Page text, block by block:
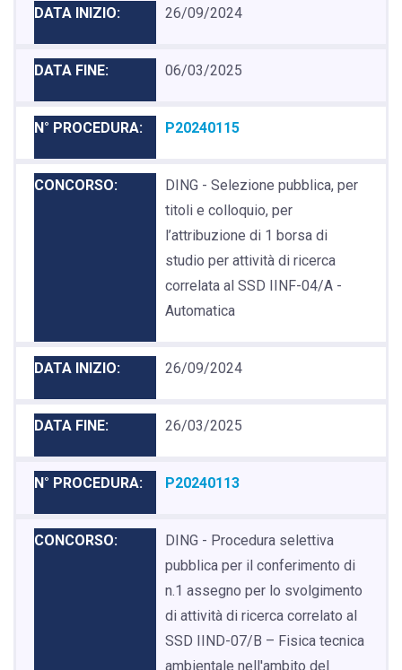
26/09/2024
06/03/2025
P20240115
DING - Selezione pubblica, per
titoli e colloquio, per
l’attribuzione di 1 borsa di
studio per attività di ricerca
correlata al SSD IINF-04/A -
Automatica
26/09/2024
26/03/2025
P20240113
DING - Procedura selettiva
pubblica per il conferimento di
n.1 assegno per lo svolgimento
di attività di ricerca correlato al
SSD IIND-07/B – Fisica tecnica
ambientale nell'ambito del